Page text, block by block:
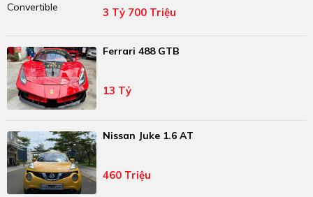
3 Tỷ 700 Triệu
Ferrari 488 GTB
13 Tỷ
Nissan Juke 1.6 AT
460 Triệu